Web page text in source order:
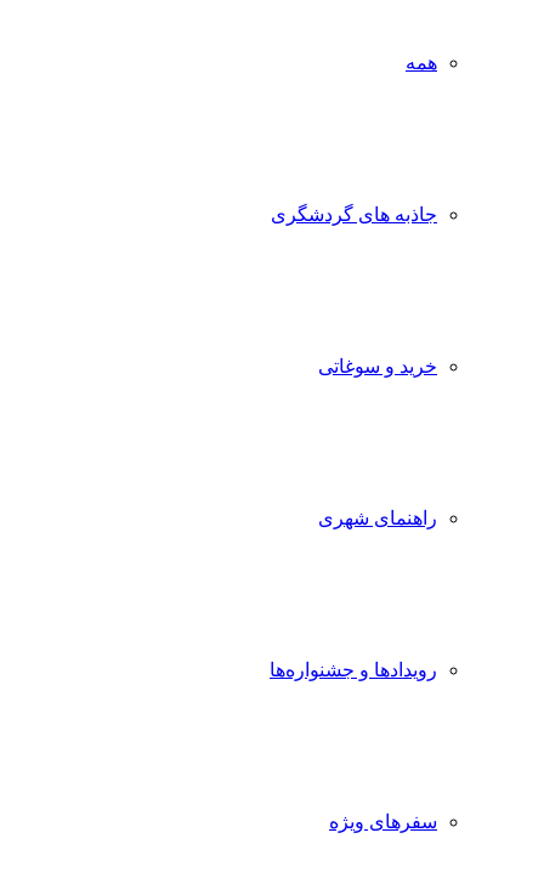
همه
جاذبه‌ های گردشگری
خرید و سوغاتی
راهنمای شهری
رویدادها و جشنواره‌ها
سفرهای ویژه